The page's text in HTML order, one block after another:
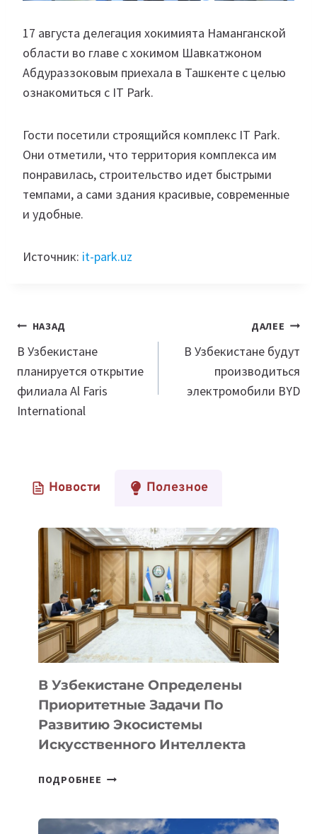
17 августа делегация хокимията Наманганской
области во главе с хокимом Шавкатжоном
Абдураззоковым приехала в Ташкенте с целью
ознакомиться с IT Park.
Гости посетили строящийся комплекс IT Park.
Они отметили, что территория комплекса им
понравилась, строительство идет быстрыми
темпами, а сами здания красивые, современные
и удобные.
Источник: it-park.uz
Навигация
по
записям
НАЗАД
В Узбекистане
планируется открытие
филиала Al Faris
International
ДАЛЕЕ
В Узбекистане будут
производиться
электромобили BYD
Новости Полезное
В Узбекистане Определены
Приоритетные Задачи По
Развитию Экосистемы
Искусственного Интеллекта
ПОДРОБНЕЕ
ПРИОРИТЕТНЫЕ